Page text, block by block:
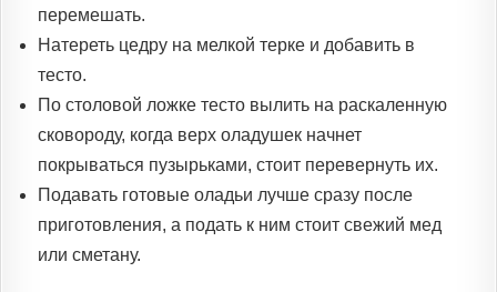
перемешать.
Натереть цедру на мелкой терке и добавить в
тесто.
По столовой ложке тесто вылить на раскаленную
сковороду, когда верх оладушек начнет
покрываться пузырьками, стоит перевернуть их.
Подавать готовые оладьи лучше сразу после
приготовления, а подать к ним стоит свежий мед
или сметану.